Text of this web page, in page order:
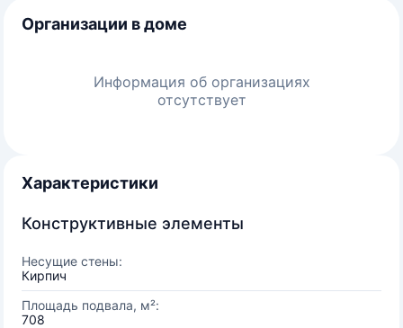
Организации в доме
Информация об организациях
отсутствует
Характеристики
Конструктивные элементы
Несущие стены:
Кирпич
Площадь подвала, м²:
708